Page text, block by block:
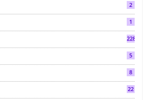
2
1
2286
5
8
22